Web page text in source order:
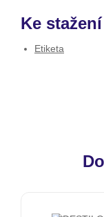
Ke stažení
Etiketa